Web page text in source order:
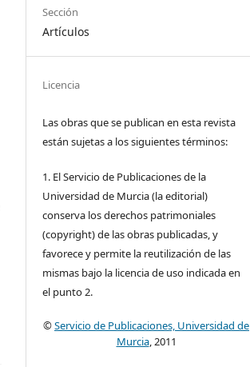
Sección
Artículos
Licencia
Las obras que se publican en esta revista
están sujetas a los siguientes términos:
1. El Servicio de Publicaciones de la
Universidad de Murcia (la editorial)
conserva los derechos patrimoniales
(copyright) de las obras publicadas, y
favorece y permite la reutilización de las
mismas bajo la licencia de uso indicada en
el punto 2.
©Servicio de Publicaciones, Universidad de
Murcia, 2011